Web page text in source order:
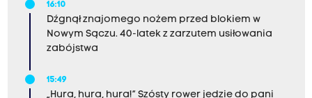
16:10
Dźgnął znajomego nożem przed blokiem w
Nowym Sączu. 40-latek z zarzutem usiłowania
zabójstwa
15:49
„Hura, hura, hura!” Szósty rower jedzie do pani